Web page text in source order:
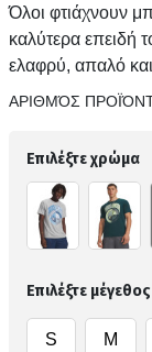
Όλοι φτιάχνουν
καλύτερα επειδή
ελαφρύ, απαλό
ΑΡΙΘΜΌΣ
Επιλέξτε χρώμα
Επιλέξτε μέγεθος
S M